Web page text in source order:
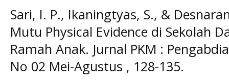
Sari, I. P., Ikaningtyas, S., &
Mutu Physical Evidence di Sekolah
Ramah Anak. Jurnal PKM :
No 02 Mei-Agustus , 128-135.